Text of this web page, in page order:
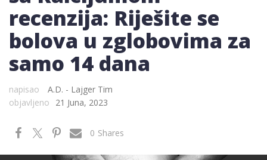
recenzija: Riješite se
bolova u zglobovima za
samo 14 dana
napisao
A.D. - Lajger Tim
objavljeno
21 Juna, 2023
Shares
0